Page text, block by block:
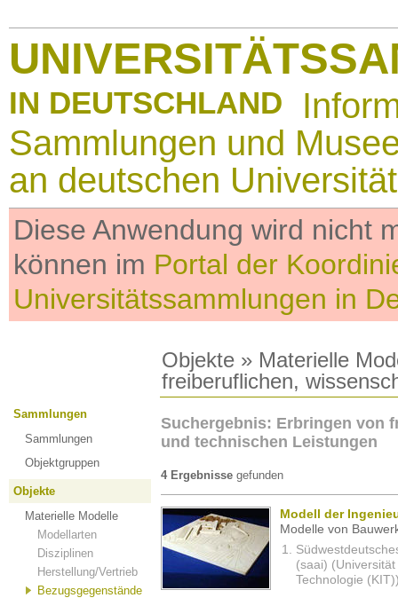
IN DEUTSCHLAND
Sammlungen und
an deutschen
Diese Anwendung wird nicht
können im Portal der
Universitätssammlungen in
Objekte » Materielle
freiberuflichen,
Sammlungen
Sammlungen
Objektgruppen
Objekte
Materielle Modelle
Modellarten
Disziplinen
Herstellung/Vertrieb
Bezugsgegenstände
Suchergebnis: Erbringen von
und technischen Leistungen
4 Ergebnisse gefunden
Modell der
Modelle von
(saai)
Technologie